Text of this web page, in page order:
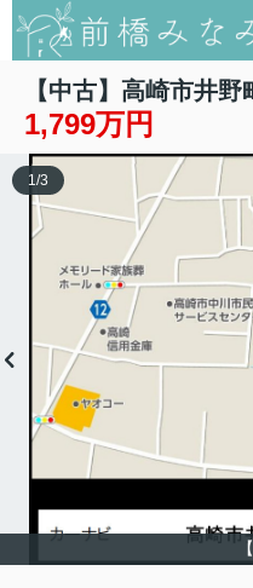
【中古】高崎市井
1,799万円
1/3